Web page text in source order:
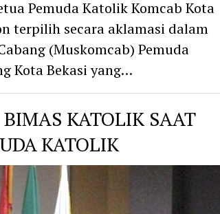
Pemuda Katolik Komcab Kota
terpilih secara aklamasi dalam
(Muskomcab) Pemuda
Kota Bekasi yang…
KATOLIK SAAT
KATOLIK